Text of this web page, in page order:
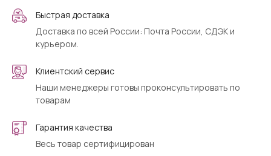
Быстрая доставка
Доставка по всей России: Почта России, СДЭК и
курьером.
Клиентский сервис
Наши менеджеры готовы проконсультировать по
товарам
Гарантия качества
Весь товар сертифицирован